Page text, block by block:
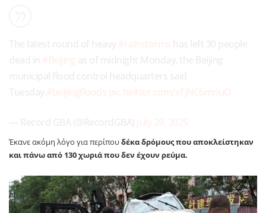
Έκανε ακόμη λόγο για περίπουδέκα δρόμους που αποκλείστηκαν
και πάνω από 130 χωριά που δεν έχουν ρεύμα.